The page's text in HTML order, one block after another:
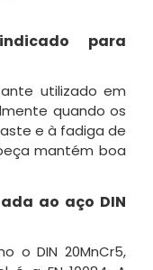
para
utilizado em
quando os
e à fadiga de
mantém boa
ao aço DIN
o DIN 20MnCr5,